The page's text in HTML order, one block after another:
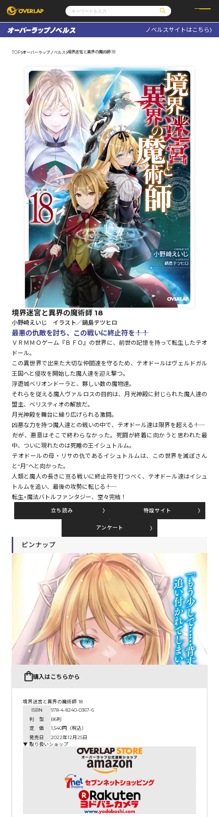
コミックガルド
コミッククリエ
その他
コミックエッセイ
ポケットモンスター
アニメ
ゲーム
通販・NEWS
OVERLAP STORE
オーバーラップ広報室
企業
会社概要
採用情報
アクセス
オーバーラップホールディングス
お問い合わせはこちら
オーバーラップ文庫
オーバーラップノベルス
オーバーラップノベルスf
ロサージュノベルス
コミックガルド
コミッククリエ
リキューレ
コミックパルフェ
閉じる
ノベルスサイトはこちら
TOP オーバーラップノベルス 境界迷宮と異界の魔術師 18
境界迷宮と異界の魔術師 18
小野崎えいじ イラスト／鍋島テツヒロ
最悪の仇敵を討ち、この戦いに終止符を――！！
ＶＲＭＭＯゲーム『ＢＦＯ』の世界に、前世の記憶を持って転生したテオ
ドール。
この異世界で出来た大切な仲間達を守るため、テオドールはヴェルドガル
王国へと侵攻を開始した魔人達を迎え撃つ。
浮遊城ベリオンドーラと、夥しい数の魔物達。
それらを従える魔人ヴァルロスの目的は、月光神殿に封じられた魔人達の
盟主、ベリスティオの解放だ。
月光神殿を舞台に繰り広げられる激闘。
凶悪な力を持つ魔人達との戦いの中で、テオドール達は限界を超える――！
――だが、悪意はそこで終わらなかった。死闘が終着に向かうと思われた最
中、ついに現れたのは死睡の王イシュトルム。
テオドールの母・リサの仇であるイシュトルムは、この世界を滅ぼさん
と“月”へと向かった。
人類と魔人の長きに亘る戦いに終止符を打つべく、テオドール達はイシュ
トルムを追い、最後の攻勢に転じる――！
転生×魔法バトルファンタジー、堂々完結！
立ち読み 特設サイト
アンケート
ピンナップ
購入はこちらから
境界迷宮と異界の魔術師 18
ISBN
978-4-8240-0367-6
判 型
B6判
定 価
1,540円（税込）
発売日
2022年12月25日
▼ 取り扱いショップ